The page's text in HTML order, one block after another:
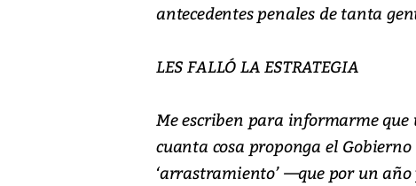
antecedentes penales de tanta
LES FALLÓ LA ESTRATEGIA
Me escriben para informarme que
cuanta cosa proponga el
‘arrastramiento’ —que por un